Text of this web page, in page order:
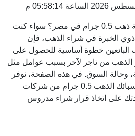
هل ترغب في شراء سبيكة ذهب 0.5 جرام في مصر؟ سواء كنت
الخبرة في شراء الذهب، فإن
البائعين خطوة أساسية للحصول على
الذهب من تاجر لآخر بسبب عوامل مثل
وحالة السوق. في هذه الصفحة، نوفر
لك مقارنة محدثة لأسعار سبائك الذهب 0.5 جرام من شركات
على اتخاذ قرار شراء مدروس